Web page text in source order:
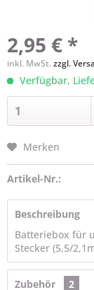
2,95 € *
inkl. MwSt.zzgl.
Verfügbar,
Merken
Artikel-Nr.:
Beschreibung
Batteriebox für
Stecker (5,5/
Zubehör 2